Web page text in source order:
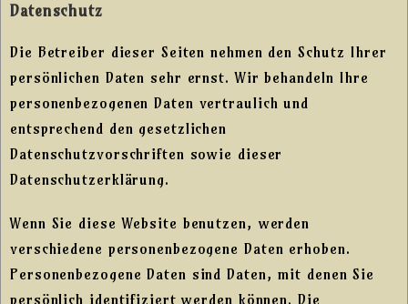
Datenschutz
Die Betreiber dieser Seiten nehmen den Schutz Ihrer
persönlichen Daten sehr ernst. Wir behandeln Ihre
personenbezogenen Daten vertraulich und
entsprechend den gesetzlichen
Datenschutzvorschriften sowie dieser
Datenschutzerklärung.
Wenn Sie diese Website benutzen, werden
verschiedene personenbezogene Daten erhoben.
Personenbezogene Daten sind Daten, mit denen Sie
persönlich identifiziert werden können. Die